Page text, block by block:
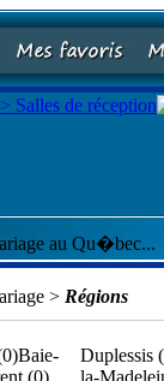
au Qu�bec...
> Régions
Baie-
(0)
Duplessis
la-